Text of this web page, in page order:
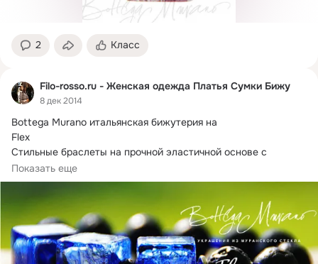
2 Класс
Filo-rosso.ru - Женская одежда Платья Сумки Бижу
8 дек 2014
Bottega Murano итальянская бижутерия на
Flex
Стильные браслеты на прочной эластичной основе с
бусинами круглой...
Показать еще